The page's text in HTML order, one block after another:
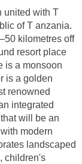
united with T
of T anzania.
kilometres off
resort place
is a monsoon
is a golden
renowned
integrated
will be an
modern
landscaped
children's